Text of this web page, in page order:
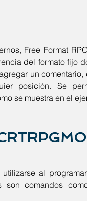
Free Format
del formato fijo
un comentario,
posición. Se
se muestra en el
al
son comandos